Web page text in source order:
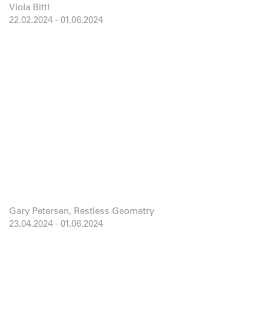
Viola Bittl
22.02.2024 - 01.06.2024
Gary Petersen, Restless Geometry
23.04.2024 - 01.06.2024